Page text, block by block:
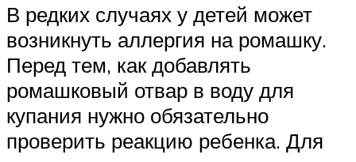
В редких случаях у детей может
возникнуть аллергия на ромашку.
Перед тем, как добавлять
ромашковый отвар в воду для
купания нужно обязательно
проверить реакцию ребенка. Для